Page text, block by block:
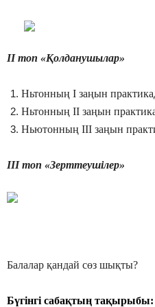
ІІ топ «Қолданушылар»
Ньтонның І заңын
Ньтонның ІІ заңын
Ньютонның ІІІ заңын
ІІІ топ «Зерттеушілер»
Балалар қандай сөз шықты?
Бүгінгі сабақтың тақырыбы: